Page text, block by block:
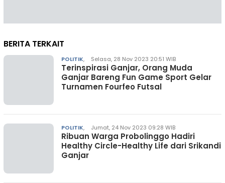
BERITA TERKAIT
POLITIK, Selasa, 28 Nov 2023 20:51 WIB
Terinspirasi Ganjar, Orang Muda
Ganjar Bareng Fun Game Sport Gelar
Turnamen Fourfeo Futsal
POLITIK, Jumat, 24 Nov 2023 09:28 WIB
Ribuan Warga Probolinggo Hadiri
Healthy Circle-Healthy Life dari Srikandi
Ganjar